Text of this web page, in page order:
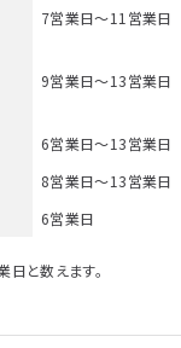
7営業日～11営業日
9営業日～13営業日
6営業日～13営業日
8営業日～13営業日
6営業日
と数えます。